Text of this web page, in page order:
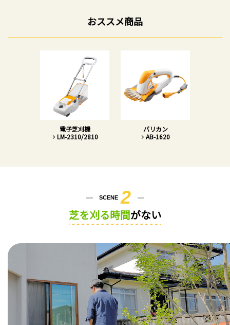
おススメ商品
電子芝刈機
LM-2310/2810
バリカン
AB-1620
SCENE 2
芝を刈る時間がない